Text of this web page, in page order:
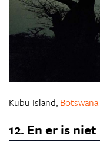
Kubu Island, Botswana
12. En er is